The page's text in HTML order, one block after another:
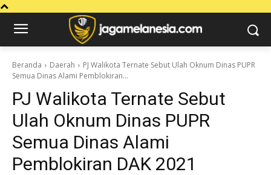
Beranda Daerah
PJ Walikota Ternate Sebut Ulah Oknum Dinas PUPR
Semua Dinas Alami Pemblokiran...
PJ Walikota Ternate Sebut
Ulah Oknum Dinas PUPR
Semua Dinas Alami
Pemblokiran DAK 2021